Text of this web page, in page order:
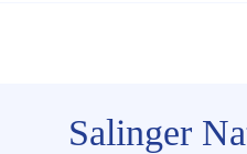
Salinger